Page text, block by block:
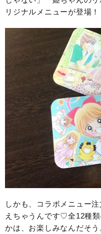
リジナルメニューが登場！
しかも、コラボメニュー
えちゃうんです♡全12種
かは、お楽しみなんだそう